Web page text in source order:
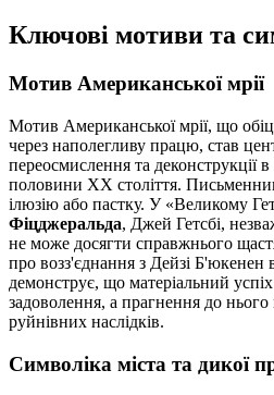
Ключові мотиви та
Мотив Американської мрії
Мотив Американської мрії, що
через наполегливу працю, став
переосмислення та деконструкції в
половини XX століття.
ілюзію або пастку. У «Великому
Фіцджеральда, Джей Гетсбі,
не може досягти справжнього
про возз'єднання з Дейзі
демонструє, що матеріальний
задоволення, а прагнення до
руйнівних наслідків.
Символіка міста та дикої